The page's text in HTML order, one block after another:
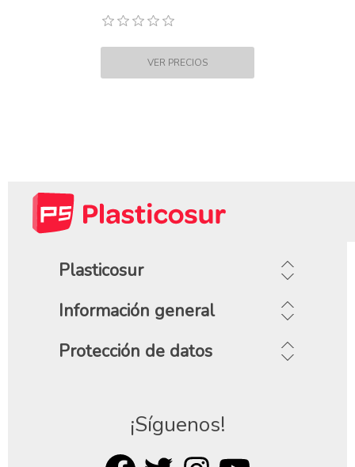
Plasticosur
Información general
Protección de datos
¡Síguenos!